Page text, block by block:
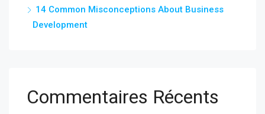
14 Common Misconceptions About Business
Development
Commentaires Récents